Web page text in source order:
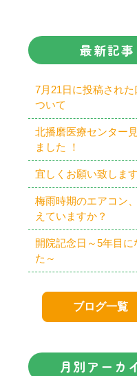
最新記事
7月21日に投稿された
ついて
北播磨医療センター
ました ！
宜しくお願い致します
梅雨時期のエアコン
えていますか？
開院記念日～5年目に
た～
ブログ一覧
月別アーカ